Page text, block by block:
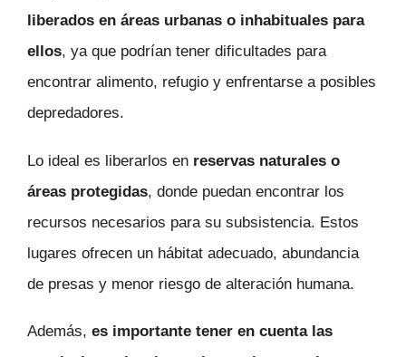
liberados en áreas urbanas o inhabituales para
ellos, ya que podrían tener dificultades para
encontrar alimento, refugio y enfrentarse a posibles
depredadores.
Lo ideal es liberarlos en reservas naturales o
áreas protegidas, donde puedan encontrar los
recursos necesarios para su subsistencia. Estos
lugares ofrecen un hábitat adecuado, abundancia
de presas y menor riesgo de alteración humana.
Además, es importante tener en cuenta las